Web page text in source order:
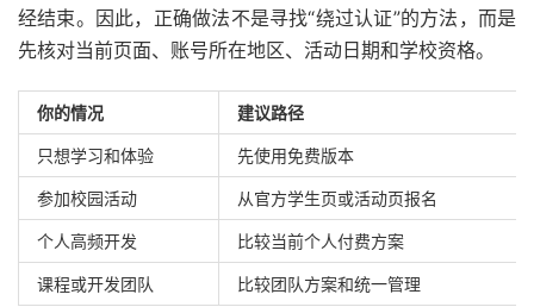
经结束。因此，正确做法不是寻找“绕过认证”的方法，而是
先核对当前页面、账号所在地区、活动日期和学校资格。
你的情况 建议路径
只想学习和体验 先使用免费版本
参加校园活动 从官方学生页或活动页报名
个人高频开发 比较当前个人付费方案
课程或开发团队 比较团队方案和统一管理